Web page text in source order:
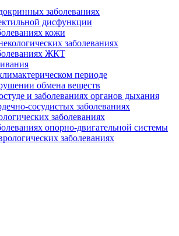
заболеваниях
дисфункции
кожи
заболеваниях
ЖКТ
периоде
обмена веществ
и заболеваниях органов дыхания
сосудистых заболеваниях
заболеваниях
опорно-двигательной системы
заболеваниях